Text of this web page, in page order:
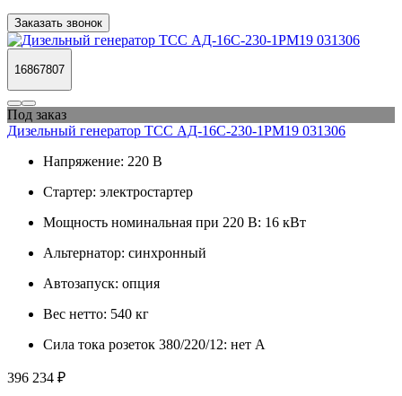
Заказать звонок
16867807
Под заказ
Дизельный генератор ТСС АД-16С-230-1РМ19 031306
Напряжение: 220 В
Стартер: электростартер
Мощность номинальная при 220 В: 16 кВт
Альтернатор: синхронный
Автозапуск: опция
Вес нетто: 540 кг
Сила тока розеток 380/220/12: нет А
396 234 ₽